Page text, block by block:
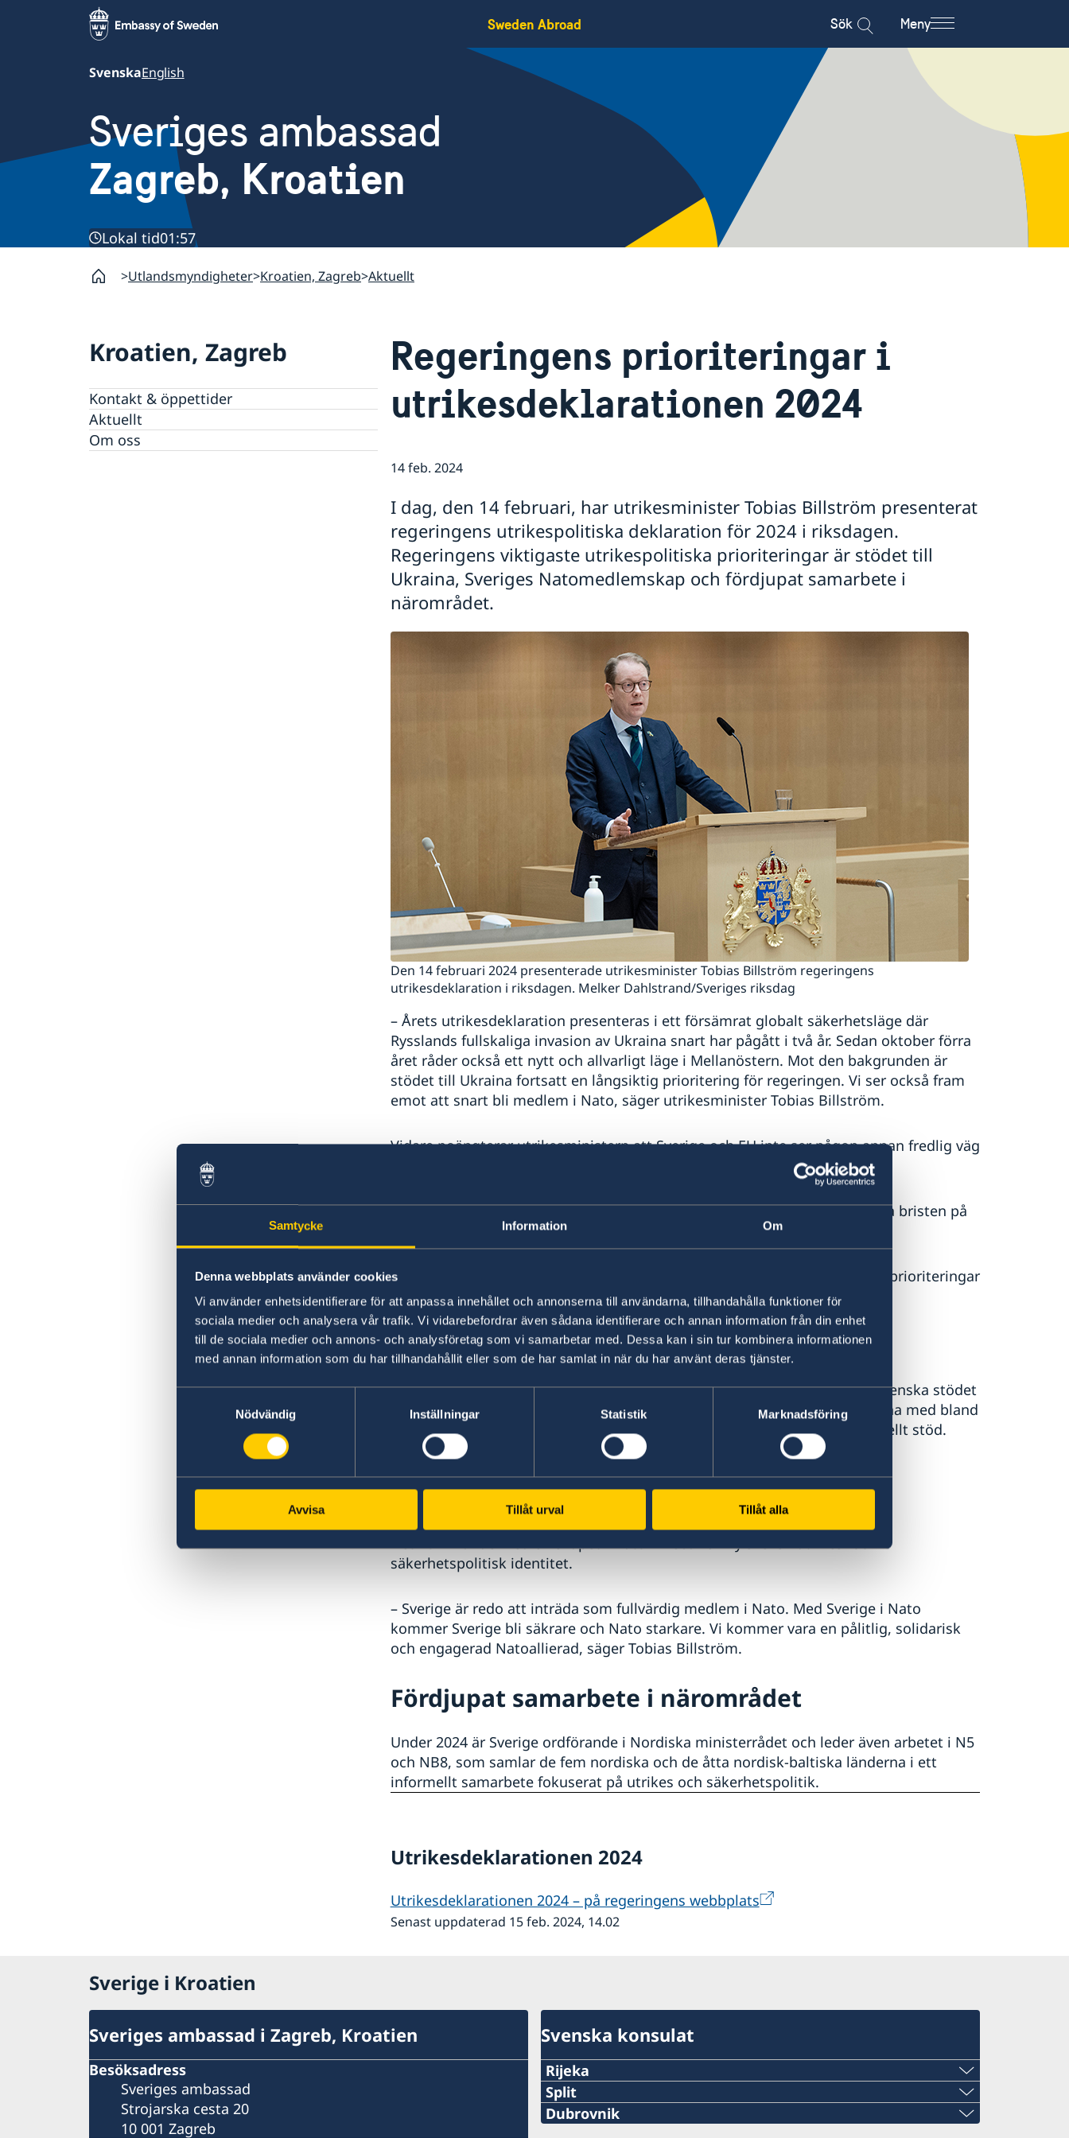
Samtycke Information Om
Denna webbplats använder cookies
Vi använder enhetsidentifierare för att anpassa innehållet och annonserna till användarna, tillhandahålla funktioner för
sociala medier och analysera vår trafik. Vi vidarebefordrar även sådana identifierare och annan information från din enhet
till de sociala medier och annons- och analysföretag som vi samarbetar med. Dessa kan i sin tur kombinera informationen
med annan information som du har tillhandahållit eller som de har samlat in när du har använt deras tjänster.
Nödvändig
Inställningar Statistik Marknadsföring
Avvisa Tillåt urval Tillåt alla
Sweden Abroad Sök Meny
SvenskaEnglish
Sveriges ambassad
Zagreb, Kroatien
Lokal tid01:57
Utlandsmyndigheter Kroatien, Zagreb Aktuellt
Kroatien, Zagreb
Kontakt & öppettider
Aktuellt
Om oss
Regeringens prioriteringar i
utrikesdeklarationen 2024
14 feb. 2024
I dag, den 14 februari, har utrikesminister Tobias Billström presenterat
regeringens utrikespolitiska deklaration för 2024 i riksdagen.
Regeringens viktigaste utrikespolitiska prioriteringar är stödet till
Ukraina, Sveriges Natomedlemskap och fördjupat samarbete i
närområdet.
Den 14 februari 2024 presenterade utrikesminister Tobias Billström regeringens
utrikesdeklaration i riksdagen. Melker Dahlstrand/Sveriges riksdag
– Årets utrikesdeklaration presenteras i ett försämrat globalt säkerhetsläge där
Rysslands fullskaliga invasion av Ukraina snart har pågått i två år. Sedan oktober förra
året råder också ett nytt och allvarligt läge i Mellanöstern. Mot den bakgrunden är
stödet till Ukraina fortsatt en långsiktig prioritering för regeringen. Vi ser också fram
emot att snart bli medlem i Nato, säger utrikesminister Tobias Billström.
Vidare poängterar utrikesministern att Sverige och EU inte ser någon annan fredlig väg
– Bosättarvåldet måste stoppas och den palestinska myndigheten åtgärda bristen på
demokratisk legitimitet, säger Tobias Billström.
Utrikesdeklarationen sammanfattar regeringens utrikespolitiska mål och prioriteringar
för året.
Fortsatt starkt stöd till Ukraina
Sedan Rysslands storskaliga invasion av Ukraina i februari 2022 har det svenska stödet
till Ukraina uppgått till cirka 30 miljarder kronor. Sverige har försett Ukraina med bland
annat militärt stöd, avancerade vapensystem, och humanitärt och finansiellt stöd.
Sverige stödjer också Ukrainas EU-närmande.
Sveriges medlemskap i Nato
Det kommande medlemskapet i Nato innebär en ny svensk utrikes- och
säkerhetspolitisk identitet.
– Sverige är redo att inträda som fullvärdig medlem i Nato. Med Sverige i Nato
kommer Sverige bli säkrare och Nato starkare. Vi kommer vara en pålitlig, solidarisk
och engagerad Natoallierad, säger Tobias Billström.
Fördjupat samarbete i närområdet
Under 2024 är Sverige ordförande i Nordiska ministerrådet och leder även arbetet i N5
och NB8, som samlar de fem nordiska och de åtta nordisk-baltiska länderna i ett
informellt samarbete fokuserat på utrikes och säkerhetspolitik.
Utrikesdeklarationen 2024
Utrikesdeklarationen 2024 – på regeringens webbplats
Senast uppdaterad 15 feb. 2024, 14.02
Sverige i Kroatien
Sveriges ambassad i Zagreb, Kroatien
Besöksadress
Sveriges ambassad
Strojarska cesta 20
10 001 Zagreb
Svenska konsulat
Rijeka
Telefon:
+385 51 212 287
Split
Telefon:
Dubrovnik